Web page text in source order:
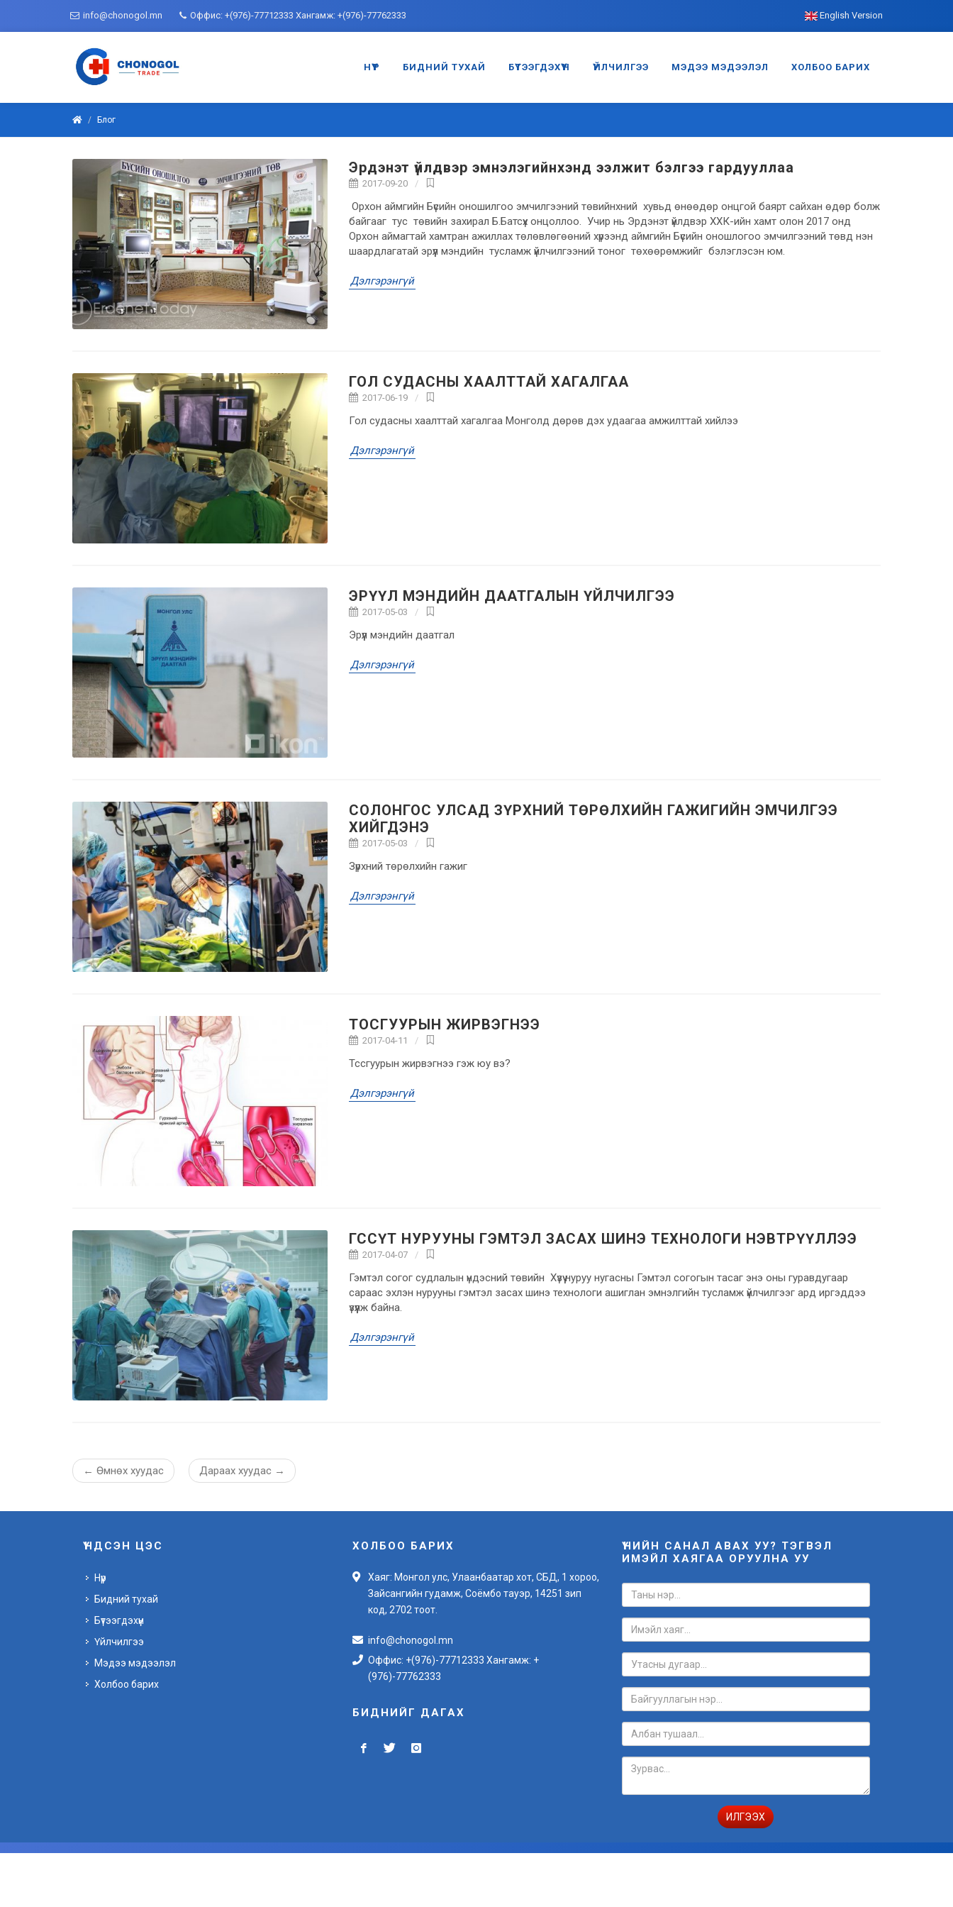
info@chonogol.mn Оффис: +(976)-77712333 Хангамж: +(976)-77762333 English Version
НҮҮР БИДНИЙ ТУХАЙ БҮТЭЭГДЭХҮҮН ҮЙЛЧИЛГЭЭ МЭДЭЭ МЭДЭЭЛЭЛ ХОЛБОО БАРИХ
Блог
Эрдэнэт үйлдвэр эмнэлэгийнхэнд ээлжит бэлгээ гардууллаа
2017-09-20
Орхон аймгийн Бүсийн оношилгоо эмчилгээний төвийнхний хувьд өнөөдөр онцгой баярт сайхан өдөр болж
байгааг тус төвийн захирал Б.Батсүх онцоллоо. Учир нь Эрдэнэт үйлдвэр ХХК-ийн хамт олон 2017 онд
Орхон аймагтай хамтран ажиллах төлөвлөгөөний хүрээнд аймгийн Бүсийн оношлогоо эмчилгээний төвд нэн
шаардлагатай эрүүл мэндийн тусламж үйлчилгээний тоног төхөөрөмжийг бэлэглэсэн юм.
Дэлгэрэнгүй
ГОЛ СУДАСНЫ ХААЛТТАЙ ХАГАЛГАА
2017-06-19
Гол судасны хаалттай хагалгаа Монголд дөрөв дэх удаагаа амжилттай хийлээ
Дэлгэрэнгүй
ЭРҮҮЛ МЭНДИЙН ДААТГАЛЫН ҮЙЛЧИЛГЭЭ
2017-05-03
Эрүүл мэндийн даатгал
Дэлгэрэнгүй
СОЛОНГОС УЛСАД ЗҮРХНИЙ ТӨРӨЛХИЙН ГАЖИГИЙН ЭМЧИЛГЭЭ
ХИЙГДЭНЭ
2017-05-03
Зүрхний төрөлхийн гажиг
Дэлгэрэнгүй
ТОСГУУРЫН ЖИРВЭГНЭЭ
2017-04-11
Тссгуурын жирвэгнээ гэж юу вэ?
Дэлгэрэнгүй
ГССҮТ НУРУУНЫ ГЭМТЭЛ ЗАСАХ ШИНЭ ТЕХНОЛОГИ НЭВТРҮҮЛЛЭЭ
2017-04-07
Гэмтэл согог судлалын үндэсний төвийн Хүзүү нуруу нугасны Гэмтэл согогын тасаг энэ оны гуравдугаар
сараас эхлэн нурууны гэмтэл засах шинэ технологи ашиглан эмнэлгийн тусламж үйлчилгээг ард иргэддээ
үзүүүлж байна.
Дэлгэрэнгүй
← Өмнөх хуудас Дараах хуудас →
ҮНДСЭН ЦЭС
Нүүр
Бидний тухай
Бүтээгдэхүүн
Үйлчилгээ
Мэдээ мэдээлэл
Холбоо барих
ХОЛБОО БАРИХ
Хаяг: Монгол улс, Улаанбаатар хот, СБД, 1 хороо,
Зайсангийн гудамж, Соёмбо тауэр, 14251 зип
код, 2702 тоот.
info@chonogol.mn
Оффис: +(976)-77712333 Хангамж: +
(976)-77762333
БИДНИЙГ ДАГАХ
ҮНИЙН САНАЛ АВАХ УУ? ТЭГВЭЛ
ИМЭЙЛ ХАЯГАА ОРУУЛНА УУ
ИЛГЭЭХ